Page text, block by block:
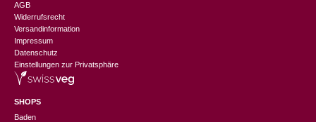
AGB
Widerrufsrecht
Versandinformation
Impressum
Datenschutz
Einstellungen zur Privatsphäre
SHOPS
Baden